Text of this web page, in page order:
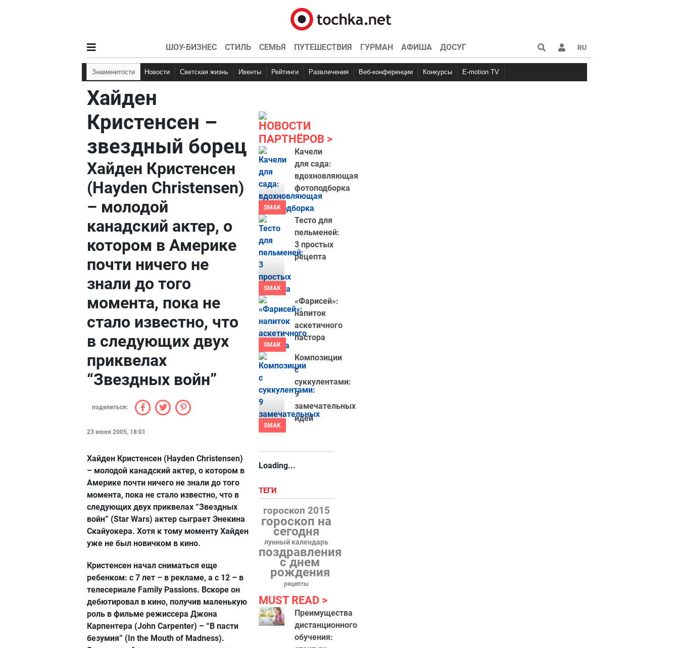
ШОУ-БИЗНЕС СТИЛЬ СЕМЬЯ ПУТЕШЕСТВИЯ ГУРМАН АФИША ДОСУГ RU
Знаменитости Новости Светская жизнь Ивенты Рейтинги Развлечения Веб-конференции Конкурсы E-motion TV
Хайден
Кристенсен –
звездный борец
Хайден Кристенсен
(Hayden Christensen)
– молодой
канадский актер, о
котором в Америке
почти ничего не
знали до того
момента, пока не
стало известно, что
в следующих двух
приквелах
“Звездных войн”
поделиться:
23 июня 2005, 18:01
Хайден Кристенсен (Hayden Christensen)
– молодой канадский актер, о котором в
Америке почти ничего не знали до того
момента, пока не стало известно, что в
следующих двух приквелах “Звездных
войн” (Star Wars) актер сыграет Энекина
Скайуокера. Хотя к тому моменту Хайден
уже не был новичком в кино.
Кристенсен начал сниматься еще
ребенком: с 7 лет – в рекламе, а с 12 – в
телесериале Family Passions. Вскоре он
дебютировал в кино, получив маленькую
роль в фильме режиссера Джона
Карпентера (John Carpenter) – “В пасти
безумия” (In the Mouth of Madness).
НОВОСТИ
ПАРТНЁРОВ
SMAK
Качели
для сада:
вдохновляющая
фотоподборка
SMAK
Тесто для
пельменей:
3 простых
рецепта
SMAK
«Фарисей»:
напиток
аскетичного
пастора
SMAK
Композиции
с
суккулентами:
9
замечательных
идей
Loading...
ТЕГИ
гороскоп 2015
гороскоп на
сегодня
лунный календарь
поздравления
с днем
рождения
рецепты
MUST READ
Преимущества
дистанционного
обучения: